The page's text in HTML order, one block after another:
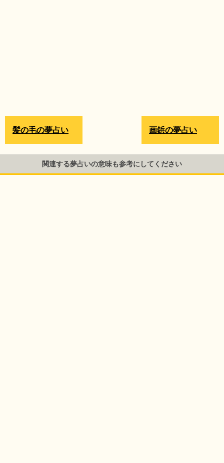
画鋲の夢占い
髪の毛の夢占い
関連する夢占いの意味も参考にしてください